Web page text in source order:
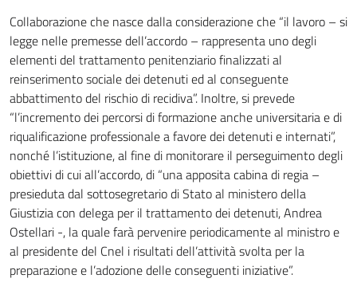
Collaborazione che nasce dalla considerazione che “il lavoro – si
legge nelle premesse dell’accordo – rappresenta uno degli
elementi del trattamento penitenziario finalizzati al
reinserimento sociale dei detenuti ed al conseguente
abbattimento del rischio di recidiva”. Inoltre, si prevede
“l’incremento dei percorsi di formazione anche universitaria e di
riqualificazione professionale a favore dei detenuti e internati”,
nonché l’istituzione, al fine di monitorare il perseguimento degli
obiettivi di cui all’accordo, di “una apposita cabina di regia –
presieduta dal sottosegretario di Stato al ministero della
Giustizia con delega per il trattamento dei detenuti, Andrea
Ostellari -, la quale farà pervenire periodicamente al ministro e
al presidente del Cnel i risultati dell’attività svolta per la
preparazione e l’adozione delle conseguenti iniziative”.